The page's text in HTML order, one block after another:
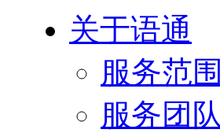
关于语通
服务范围
服务团队